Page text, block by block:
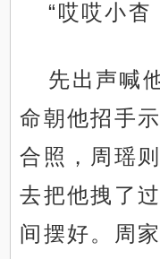
“哎哎小杳
先出声喊
命朝他招手
合照，周瑶
去把他拽了
间摆好。周